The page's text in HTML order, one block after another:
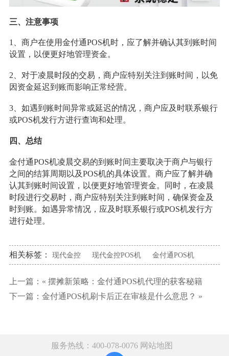
三、注意事项
1、商户在使用金付通POS机时，应了解并确认其到账时间
设置，以便更好地管理资金。
2、对于凌晨时段的交易，商户应特别关注到账时间，以免
因资金延迟到账而影响正常经营。
3、如遇到账时间异常或延迟的情况，商户应及时联系银行
或POS机发行方进行查询和处理。
四、总结
金付通POS机凌晨交易的到账时间主要取决于商户与银行
之间的结算周期以及POS机的具体设置。商户应了解并确
认其到账时间设置，以便更好地管理资金。同时，在凌晨
时段进行交易时，商户应特别关注到账时间，确保资金及
时到账。如遇异常情况，应及时联系银行或POS机发行方
进行处理。
相关标签： 现代金控 现代金控POS机 金付通POS机
上一篇：« 摆摊新策略：金付通POS机代理的获客秘籍
下一篇： 金付通POS机刷卡后正在审核是什么意思？ »
服务热线：400-078-0076 网站地图